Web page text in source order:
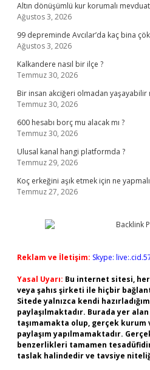
Altın dönüşümlü kur korumalı
Ağustos 3, 2026
99 depreminde Avcılar’da kaç bina
Ağustos 3, 2026
Kalkandere nasıl bir ilçe ?
Temmuz 30, 2026
Bir insan akciğeri olmadan yaşayabilir
Temmuz 30, 2026
600 hesabı borç mu alacak mı ?
Temmuz 30, 2026
Ulusal kanal hangi platformda ?
Temmuz 29, 2026
Koç erkeğini aşık etmek için ne
Temmuz 27, 2026
Reklam ve İletişim: Skype:
Yasal Uyarı: Bu internet sitesi,
veya şahıs şirketi ile hiçbir
Sitede yalnızca kendi
paylaşılmaktadır. Burada yer
taşımamakta olup, gerçek kurum
paylaşım yapılmamaktadır.
benzerlikleri tamamen
taslak halindedir ve tavsiye